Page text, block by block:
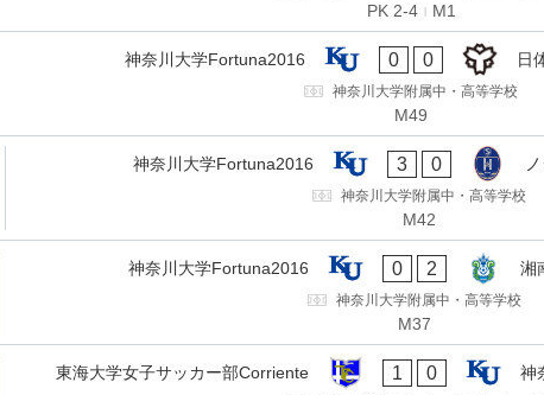
PK 2-4 M1
神奈川大学Fortuna2016 0 0 日
神奈川大学附属中・高等学校
M49
神奈川大学Fortuna2016 3 0
神奈川大学附属中・高等学校
M42
神奈川大学Fortuna2016 0 2 湘
神奈川大学附属中・高等学校
M37
東海大学女子サッカー部Corriente 1 0 神